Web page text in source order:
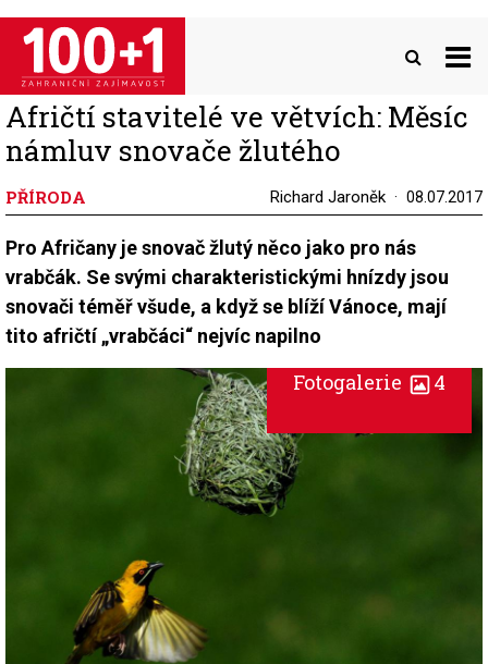
Přejít
hlavnímu
obsahu
Afričtí stavitelé ve větvích: Měsíc
námluv snovače žlutého
PŘÍRODA Richard Jaroněk 08.07.2017
Pro Afričany je snovač žlutý něco jako pro nás
vrabčák. Se svými charakteristickými hnízdy jsou
snovači téměř všude, a když se blíží Vánoce, mají
tito afričtí „vrabčáci“ nejvíc napilno
Fotogalerie 4